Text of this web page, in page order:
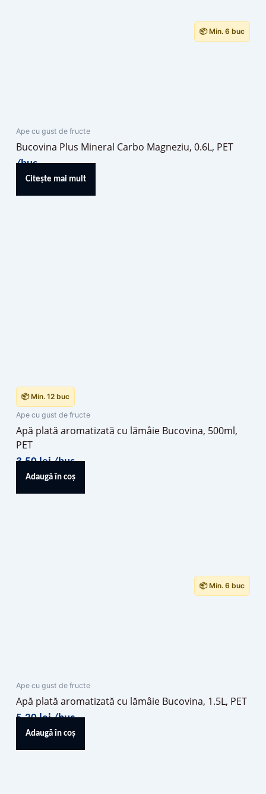
📦 Min. 6 buc
Ape cu gust de fructe
Bucovina Plus Mineral Carbo Magneziu, 0.6L, PET
/buc
Citește mai mult
📦 Min. 12 buc
Ape cu gust de fructe
Apă plată aromatizată cu lămâie Bucovina, 500ml,
PET
3,50lei/buc
Adaugă în coș
📦 Min. 6 buc
Ape cu gust de fructe
Apă plată aromatizată cu lămâie Bucovina, 1.5L, PET
5,20lei/buc
Adaugă în coș